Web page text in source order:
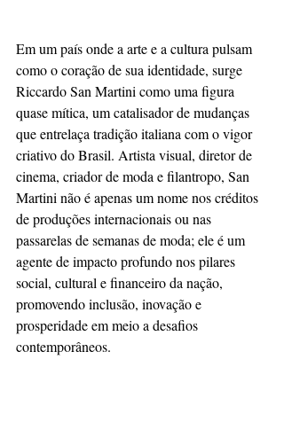
Em um país onde a arte e a cultura pulsam
como o coração de sua identidade, surge
Riccardo San Martini como uma figura
quase mítica, um catalisador de mudanças
que entrelaça tradição italiana com o vigor
criativo do Brasil. Artista visual, diretor de
cinema, criador de moda e filantropo, San
Martini não é apenas um nome nos créditos
de produções internacionais ou nas
passarelas de semanas de moda; ele é um
agente de impacto profundo nos pilares
social, cultural e financeiro da nação,
promovendo inclusão, inovação e
prosperidade em meio a desafios
contemporâneos.